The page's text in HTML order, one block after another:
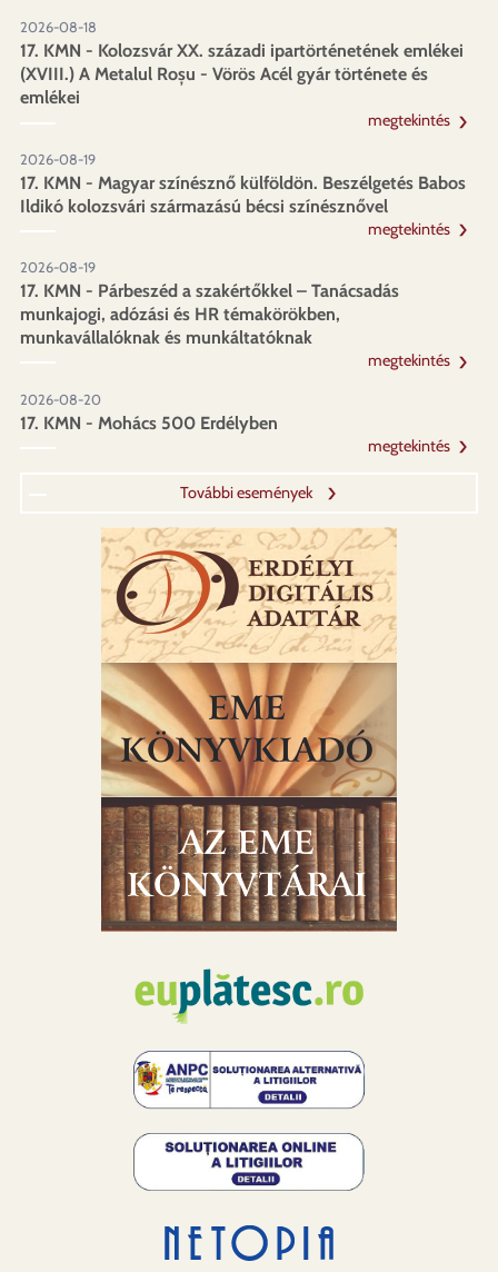
2026-08-18
17. KMN - Kolozsvár XX. századi ipartörténetének emlékei
(XVIII.) A Metalul Roșu - Vörös Acél gyár története és
emlékei
megtekintés
2026-08-19
17. KMN - Magyar színésznő külföldön. Beszélgetés Babos
Ildikó kolozsvári származású bécsi színésznővel
megtekintés
2026-08-19
17. KMN - Párbeszéd a szakértőkkel – Tanácsadás
munkajogi, adózási és HR témakörökben,
munkavállalóknak és munkáltatóknak
megtekintés
2026-08-20
17. KMN - Mohács 500 Erdélyben
megtekintés
További események